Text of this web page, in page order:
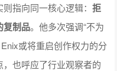
指向同一核心逻辑：拒
复制品。他多次强调“不为
或将重启创作权力的分
也呼应了行业观察者的